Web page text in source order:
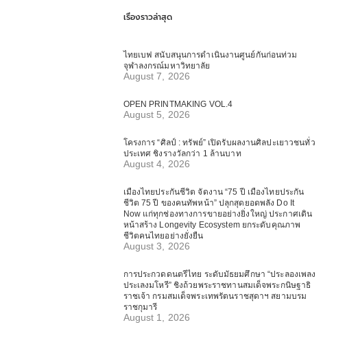
เรื่องราวล่าสุด
ไทยเบฟ สนับสนุนการดำเนินงานศูนย์กันก่อนท่วม
จุฬาลงกรณ์มหาวิทยาลัย
August 7, 2026
OPEN PRINTMAKING VOL.4
August 5, 2026
โครงการ “ศิลป์ : ทรัพย์” เปิดรับผลงานศิลปะเยาวชนทั่ว
ประเทศ ชิงรางวัลกว่า 1 ล้านบาท
August 4, 2026
เมืองไทยประกันชีวิต จัดงาน “75 ปี เมืองไทยประกัน
ชีวิต 75 ปี ของคนทัพหน้า” ปลุกสุดยอดพลัง Do It
Now แก่ทุกช่องทางการขายอย่างยิ่งใหญ่ ประกาศเดิน
หน้าสร้าง Longevity Ecosystem ยกระดับคุณภาพ
ชีวิตคนไทยอย่างยั่งยืน
August 3, 2026
การประกวดดนตรีไทย ระดับมัธยมศึกษา “ประลองเพลง
ประเลงมโหรี” ชิงถ้วยพระราชทานสมเด็จพระกนิษฐาธิ
ราชเจ้า กรมสมเด็จพระเทพรัตนราชสุดาฯ สยามบรม
ราชกุมารี
August 1, 2026